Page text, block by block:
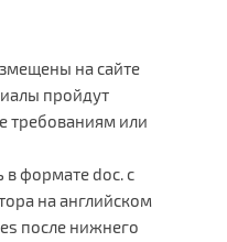
на сайте
пройдут
требованиям или
в формате doc. с
на английском
после нижнего